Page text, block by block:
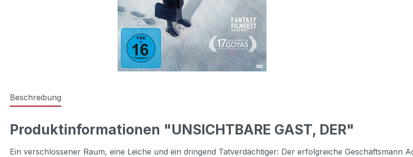
Beschreibung
Produktinformationen "UNSICHTBARE GAST, DER"
Ein verschlossener Raum, eine Leiche und ein dringend Tatverdächtiger: Der erfolgreiche Geschäftsmann